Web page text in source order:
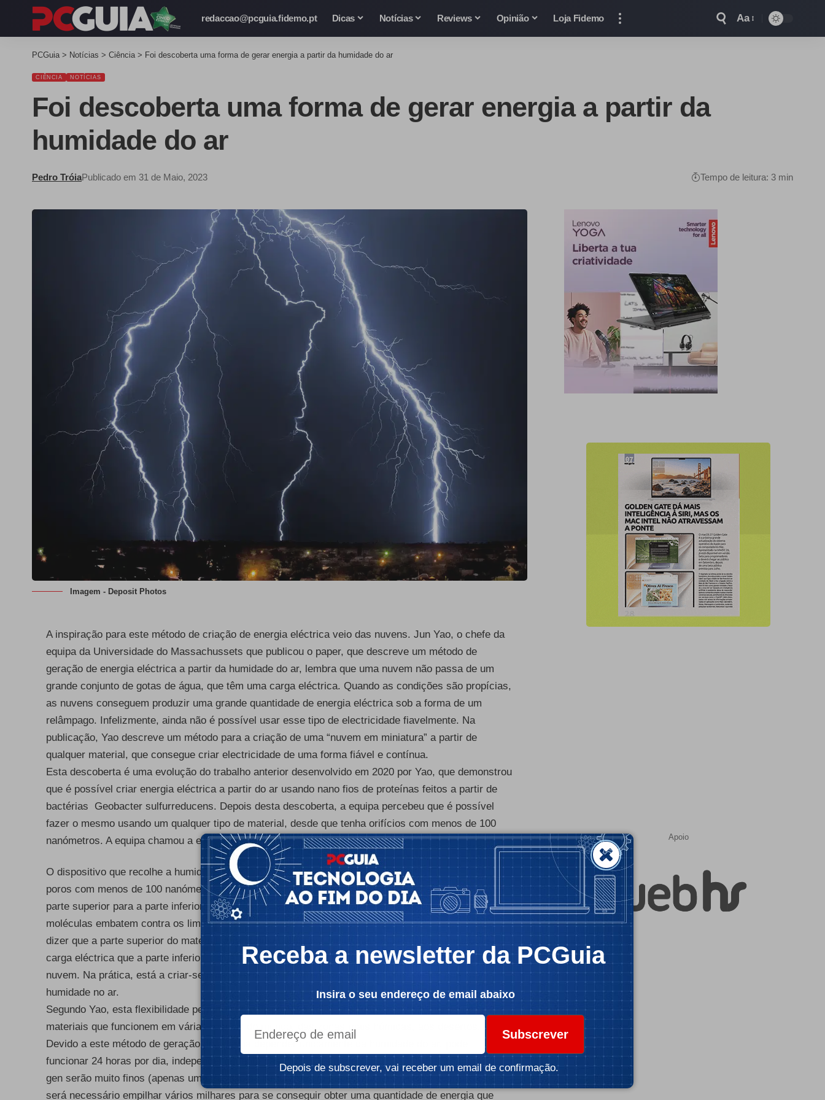
redaccao@pcguia.fidemo.pt Dicas Notícias Reviews Opinião Loja Fidemo Aa
PCGuia > Notícias > Ciência > Foi descoberta uma forma de gerar energia a partir da humidade do ar
CIÊNCIA NOTÍCIAS
Foi descoberta uma forma de gerar energia a partir da
humidade do ar
Pedro TróiaPublicado em 31 de Maio, 2023 Tempo de leitura: 3 min
Imagem - Deposit Photos
A inspiração para este método de criação de energia eléctrica veio das nuvens. Jun Yao, o chefe da
equipa da Universidade do Massachussets que publicou o paper, que descreve um método de
geração de energia eléctrica a partir da humidade do ar, lembra que uma nuvem não passa de um
grande conjunto de gotas de água, que têm uma carga eléctrica. Quando as condições são propícias,
as nuvens conseguem produzir uma grande quantidade de energia eléctrica sob a forma de um
relâmpago. Infelizmente, ainda não é possível usar esse tipo de electricidade fiavelmente. Na
publicação, Yao descreve um método para a criação de uma “nuvem em miniatura” a partir de
qualquer material, que consegue criar electricidade de uma forma fiável e contínua.
Esta descoberta é uma evolução do trabalho anterior desenvolvido em 2020 por Yao, que demonstrou
que é possível criar energia eléctrica a partir do ar usando nano fios de proteínas feitos a partir de
bactérias Geobacter sulfurreducens. Depois desta descoberta, a equipa percebeu que é possível
fazer o mesmo usando um qualquer tipo de material, desde que tenha orifícios com menos de 100
nanómetros. A equipa chamou a esta nova tecnologia Air-gen.
- Publicidade -
O dispositivo que recolhe a humidade do ar, terá de ser feito com uma camada de material com nano
poros com menos de 100 nanómetros, que deixa passar as moléculas de água suspensas no ar da
parte superior para a parte inferior do material. Mas, devido às dimensões diminutas dos poros, as
moléculas embatem contra os limites de cada poro à medida que passam pelo material. Isto quer
dizer que a parte superior do material será bombardeada por muito mais moléculas de água com
carga eléctrica que a parte inferior, o que cria uma diferença de potencial eléctrico, tal como numa
nuvem. Na prática, está a criar-se uma bateria que é carregada continuamente, desde que haja
humidade no ar.
Segundo Yao, esta flexibilidade permite que o dispositivo seja construído usando todos os tipos de
materiais que funcionem em várias regiões do mundo, das zonas mais húmidas, aos desertos.
Devido a este método de geração de energia depender unicamente da humidade do ar, pode
funcionar 24 horas por dia, independentemente das condições meteorológicas. Os dispositivos Air-
gen serão muito finos (apenas uma fracção da largura de um cabelo humano), o que quer dizer que
será necessário empilhar vários milhares para se conseguir obter uma quantidade de energia que
Apoio
Receba a newsletter da PCGuia
Insira o seu endereço de email abaixo
Subscrever
Depois de subscrever, vai receber um email de confirmação.